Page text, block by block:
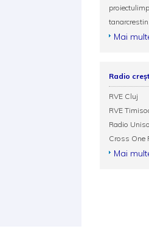
Mai
Radio
RVE Cluj
RVE
Radio
Cross One
Mai